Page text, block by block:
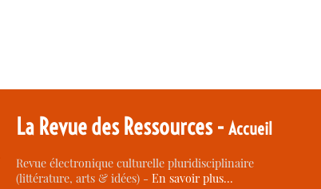
La Revue des Ressources -Accueil
Revue électronique culturelle pluridisciplinaire
(littérature, arts & idées) -En savoir plus…